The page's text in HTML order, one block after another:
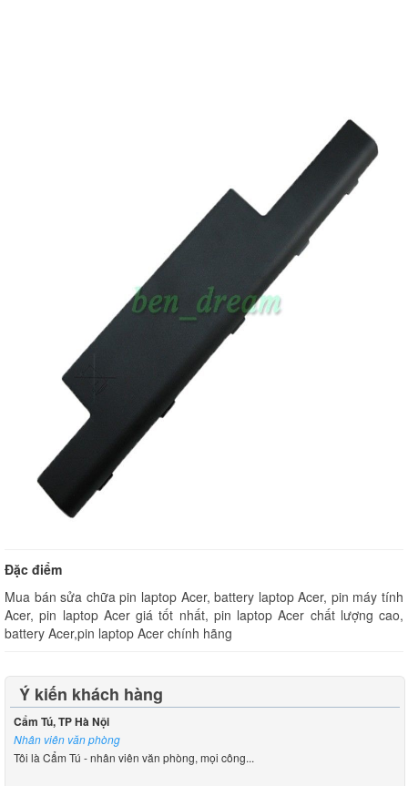
Đặc điểm
Mua bán sửa chữa pin laptop Acer, battery laptop Acer, pin máy tính
Acer, pin laptop Acer giá tốt nhất, pin laptop Acer chất lượng cao,
battery Acer,pin laptop Acer chính hãng
Ý kiến khách hàng
Cẩm Tú, TP Hà Nội
Nhân viên văn phòng
Tôi là Cẩm Tú - nhân viên văn phòng, mọi công...